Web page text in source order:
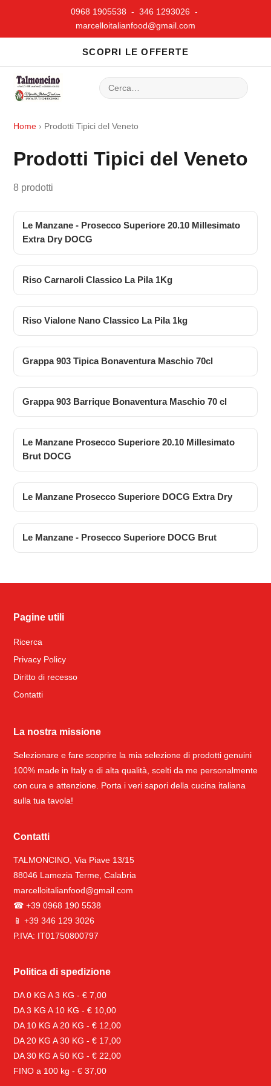
0968 1905538 - 346 1293026 -
marcelloitalianfood@gmail.com
SCOPRI LE OFFERTE
Home › Prodotti Tipici del Veneto
Prodotti Tipici del Veneto
8 prodotti
Le Manzane - Prosecco Superiore 20.10 Millesimato
Extra Dry DOCG
Riso Carnaroli Classico La Pila 1Kg
Riso Vialone Nano Classico La Pila 1kg
Grappa 903 Tipica Bonaventura Maschio 70cl
Grappa 903 Barrique Bonaventura Maschio 70 cl
Le Manzane Prosecco Superiore 20.10 Millesimato
Brut DOCG
Le Manzane Prosecco Superiore DOCG Extra Dry
Le Manzane - Prosecco Superiore DOCG Brut
Pagine utili
Ricerca
Privacy Policy
Diritto di recesso
Contatti
La nostra missione
Selezionare e fare scoprire la mia selezione di prodotti genuini
100% made in Italy e di alta qualità, scelti da me personalmente
con cura e attenzione. Porta i veri sapori della cucina italiana
sulla tua tavola!
Contatti
TALMONCINO, Via Piave 13/15
88046 Lamezia Terme, Calabria
marcelloitalianfood@gmail.com
☎ +39 0968 190 5538
📱 +39 346 129 3026
P.IVA: IT01750800797
Politica di spedizione
DA 0 KG A 3 KG - € 7,00
DA 3 KG A 10 KG - € 10,00
DA 10 KG A 20 KG - € 12,00
DA 20 KG A 30 KG - € 17,00
DA 30 KG A 50 KG - € 22,00
FINO a 100 kg - € 37,00